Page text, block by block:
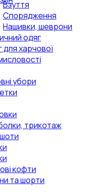
Взуття
Спорядження
Нашивки, шеврони
одяг
для харчової
убори
трикотаж
кофти
та шорти